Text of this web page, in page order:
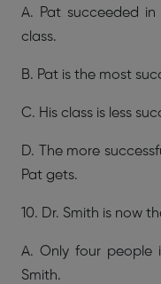
A. Pat succeeded
class.
B. Pat is the most
C. His class is less
D. The more
Pat gets.
10. Dr. Smith is now
A. Only four people
Smith.